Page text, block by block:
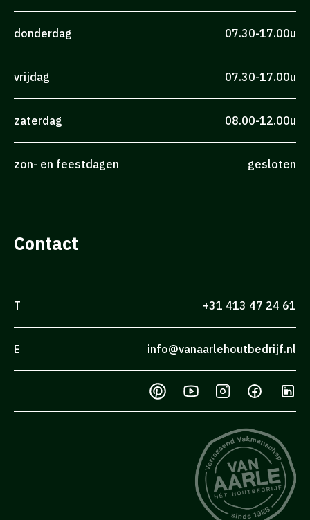
donderdag 07.30-17.00u
vrijdag 07.30-17.00u
zaterdag 08.00-12.00u
zon- en feestdagen gesloten
Contact
T +31 413 47 24 61
E info@vanaarlehoutbedrijf.nl